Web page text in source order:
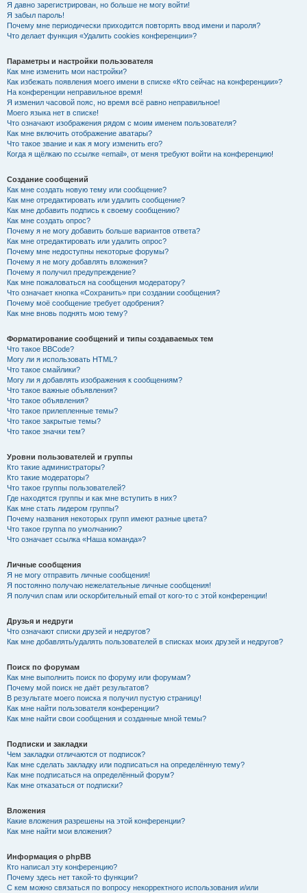
Я давно зарегистрирован, но больше не могу войти!
Я забыл пароль!
Почему мне периодически приходится повторять ввод имени и пароля?
Что делает функция «Удалить cookies конференции»?
Параметры и настройки пользователя
Как мне изменить мои настройки?
Как избежать появления моего имени в списке «Кто сейчас на конференции»?
На конференции неправильное время!
Я изменил часовой пояс, но время всё равно неправильное!
Моего языка нет в списке!
Что означают изображения рядом с моим именем пользователя?
Как мне включить отображение аватары?
Что такое звание и как я могу изменить его?
Когда я щёлкаю по ссылке «email», от меня требуют войти на конференцию!
Создание сообщений
Как мне создать новую тему или сообщение?
Как мне отредактировать или удалить сообщение?
Как мне добавить подпись к своему сообщению?
Как мне создать опрос?
Почему я не могу добавить больше вариантов ответа?
Как мне отредактировать или удалить опрос?
Почему мне недоступны некоторые форумы?
Почему я не могу добавлять вложения?
Почему я получил предупреждение?
Как мне пожаловаться на сообщения модератору?
Что означает кнопка «Сохранить» при создании сообщения?
Почему моё сообщение требует одобрения?
Как мне вновь поднять мою тему?
Форматирование сообщений и типы создаваемых тем
Что такое BBCode?
Могу ли я использовать HTML?
Что такое смайлики?
Могу ли я добавлять изображения к сообщениям?
Что такое важные объявления?
Что такое объявления?
Что такое прилепленные темы?
Что такое закрытые темы?
Что такое значки тем?
Уровни пользователей и группы
Кто такие администраторы?
Кто такие модераторы?
Что такое группы пользователей?
Где находятся группы и как мне вступить в них?
Как мне стать лидером группы?
Почему названия некоторых групп имеют разные цвета?
Что такое группа по умолчанию?
Что означает ссылка «Наша команда»?
Личные сообщения
Я не могу отправить личные сообщения!
Я постоянно получаю нежелательные личные сообщения!
Я получил спам или оскорбительный email от кого-то с этой конференции!
Друзья и недруги
Что означают списки друзей и недругов?
Как мне добавлять/удалять пользователей в списках моих друзей и недругов?
Поиск по форумам
Как мне выполнить поиск по форуму или форумам?
Почему мой поиск не даёт результатов?
В результате моего поиска я получил пустую страницу!
Как мне найти пользователя конференции?
Как мне найти свои сообщения и созданные мной темы?
Подписки и закладки
Чем закладки отличаются от подписок?
Как мне сделать закладку или подписаться на определённую тему?
Как мне подписаться на определённый форум?
Как мне отказаться от подписки?
Вложения
Какие вложения разрешены на этой конференции?
Как мне найти мои вложения?
Информация о phpBB
Кто написал эту конференцию?
Почему здесь нет такой-то функции?
С кем можно связаться по вопросу некорректного использования и/или